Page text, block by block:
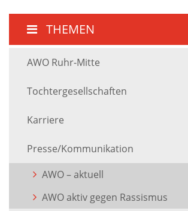
THEMEN
AWO Ruhr-Mitte
Tochtergesellschaften
Karriere
Presse/Kommunikation
AWO – aktuell
AWO aktiv gegen Rassismus